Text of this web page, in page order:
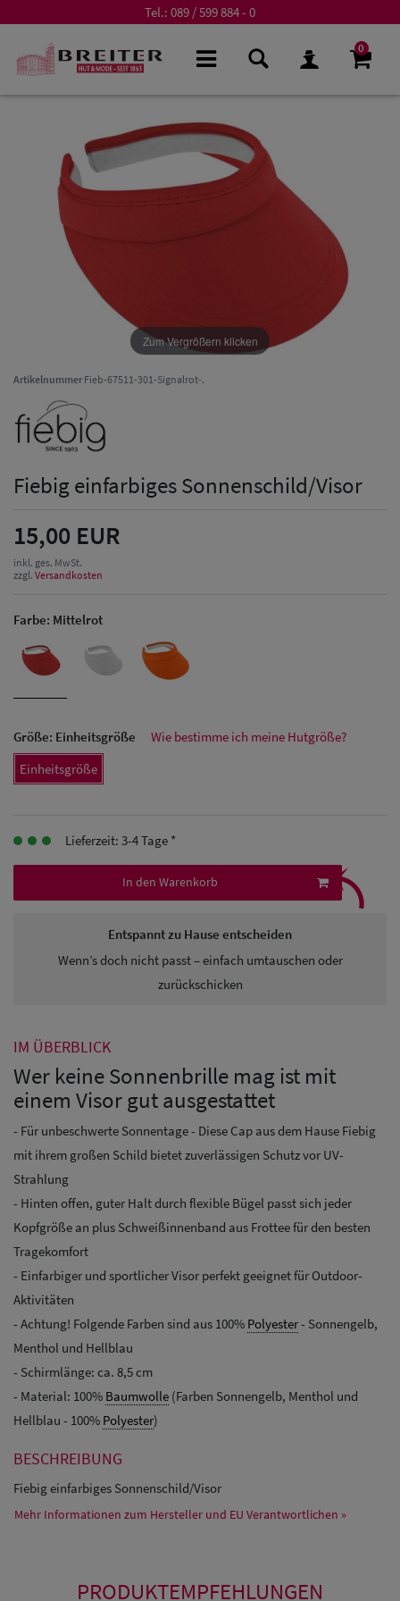
Tel.: 089 / 599 884 - 0
0
Herren Caps
Herren
Baseball Cpas
Herren UV-
Schutz Caps
Herren
Snapback Caps
Zum Vergrößern klicken
ArtikelnummerFieb-67511-301-Signalrot-.
Fiebig einfarbiges Sonnenschild/Visor
15,00 EUR
inkl. ges. MwSt.
zzgl. Versandkosten
Farbe: Mittelrot
Größe: Einheitsgröße
Wie bestimme ich meine Hutgröße?
Einheitsgröße
Lieferzeit: 3-4 Tage *
In den Warenkorb
Entspannt zu Hause entscheiden
Wenn’s doch nicht passt – einfach umtauschen oder
zurückschicken
⤹
IM ÜBERBLICK
Wer keine Sonnenbrille mag ist mit
einem Visor gut ausgestattet
- Für unbeschwerte Sonnentage - Diese Cap aus dem Hause Fiebig
mit ihrem großen Schild bietet zuverlässigen Schutz vor UV-
Strahlung
- Hinten offen, guter Halt durch flexible Bügel passt sich jeder
Kopfgröße an plus Schweißinnenband aus Frottee für den besten
Tragekomfort
- Einfarbiger und sportlicher Visor perfekt geeignet für Outdoor-
Aktivitäten
- Achtung! Folgende Farben sind aus 100% Polyester- Sonnengelb,
Menthol und Hellblau
- Schirmlänge: ca. 8,5 cm
- Material: 100% Baumwolle (Farben Sonnengelb, Menthol und
Hellblau - 100% Polyester)
BESCHREIBUNG
Fiebig einfarbiges Sonnenschild/Visor
Mehr Informationen zum Hersteller und EU Verantwortlichen »
PRODUKTEMPFEHLUNGEN